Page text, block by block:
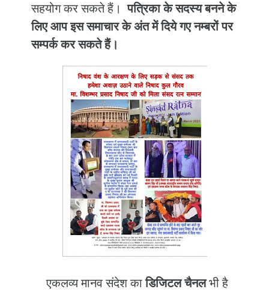
सहयोग कर सकते हैं।पत्रिका के सदस्य बनने के
लिए आप इस समाचार के अंत में दिये गए नम्बरों पर
सम्पर्क कर सकते हैं।
एकलव्य मानव संदेश काडिजिटल चैनलभी है